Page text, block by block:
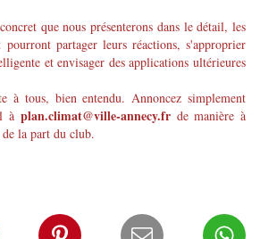
que nous présenterons dans le détail, les
partager leurs réactions, s'approprier
et envisager des applications ultérieures
à tous, bien entendu. Annoncez simplement
à plan.climat@ville-annecy.frde manière à
la part du club.